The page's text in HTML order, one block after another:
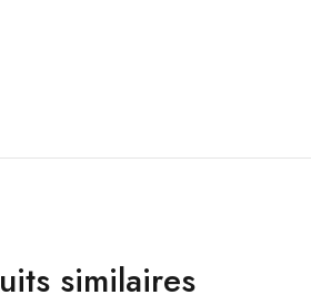
similaires